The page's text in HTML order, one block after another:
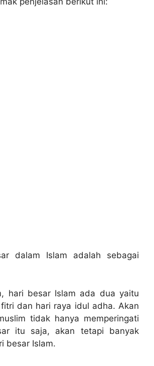
dalam Islam adalah sebagai
hari besar Islam ada dua yaitu
dan hari raya idul adha. Akan
tidak hanya memperingati
itu saja, akan tetapi banyak
besar Islam.